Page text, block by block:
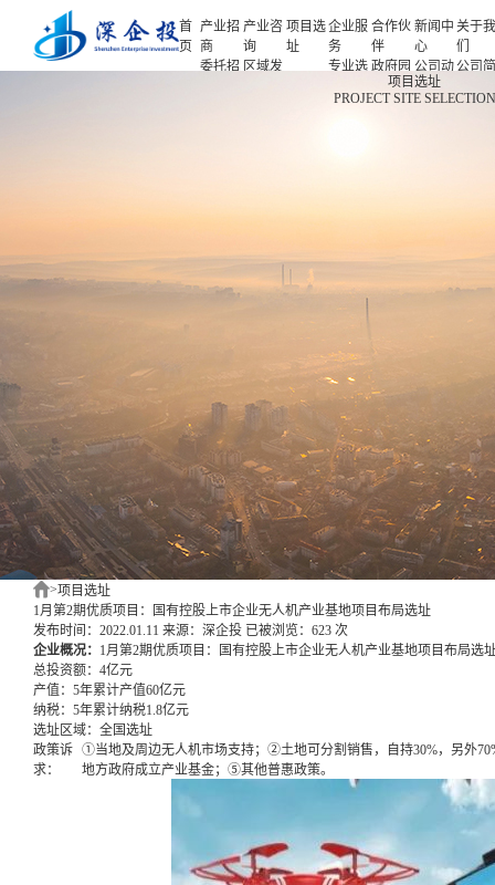
首
页
产业招
商
委托招
产业咨
询
区域发
专题研
究
项目选
址
企业服
务
专业选
项目申
合作伙
伴
政府园
企业客
新闻中
心
公司动
态
产业观
关于
们
公司
人力
新闻中心
项目选址
PROJECT SITE SELECTION
>项目选址
1月第2期优质项目：国有控股上市企业无人机产业基地项目布局选址
发布时间：2022.01.11 来源：深企投 已被浏览：623 次
企业概况： 1月第2期优质项目：国有控股上市企业无人机产业基地项目布局选
总投资额： 4亿元
产值： 5年累计产值60亿元
纳税： 5年累计纳税1.8亿元
选址区域： 全国选址
政策诉
求：
①当地及周边无人机市场支持；②土地可分割销售，自持30%，另外
地方政府成立产业基金；⑤其他普惠政策。